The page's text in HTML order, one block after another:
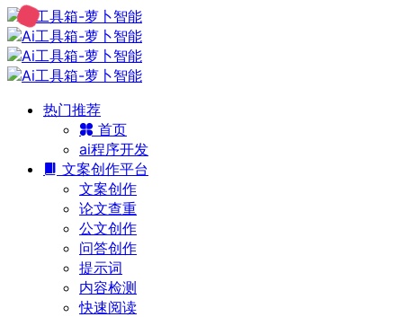
热门推荐
首页
ai程序开发
文案创作平台
文案创作
论文查重
公文创作
问答创作
提示词
内容检测
快速阅读